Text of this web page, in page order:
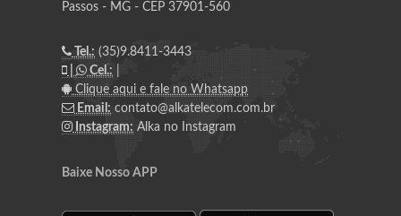
Passos - MG - CEP 37901-560
Tel.: (35)9.8411-3443
Cel.:
Clique aqui e fale no Whatsapp
Email: contato@alkatelecom.com.br
Instagram: Alka no Instagram
Baixe Nosso APP